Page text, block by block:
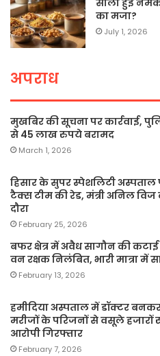
सीली हुई
का मजा?
July 1, 2026
अपराध
मुखबिर की सूचना पर कार्रवाई,
से 45 लाख रुपये बरामद
March 1, 2026
हिसार के सुपर स्पेशलिटी
टैक्स टीम की रेड, मंत्री अनिल
दौरा
February 25, 2026
बफर क्षेत्र में अवैध सागौन की
वन रक्षक निलंबित, भारी मात्रा में
February 13, 2026
हमीदिया अस्पताल में डॉक्टर
मरीजों के परिजनों से वसूले हजारों
आरोपी गिरफ्तार
February 7, 2026